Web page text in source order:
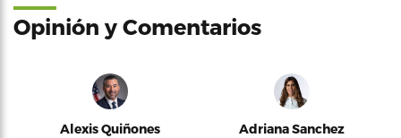
Opinión y Comentarios
Alexis Quiñones Adriana Sanchez